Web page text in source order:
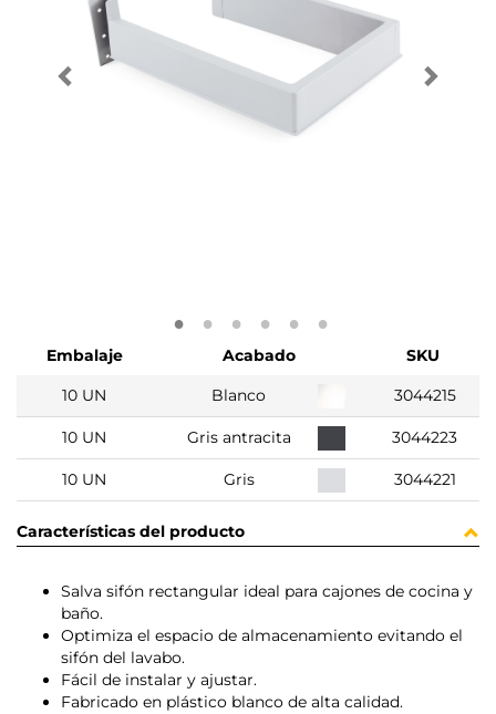
Embalaje Acabado
SKU
10 UN
Blanco 3044215
10 UN Gris antracita 3044223
10 UN Gris 3044221
Características del producto
Salva sifón rectangular ideal para cajones de cocina y
baño.
Optimiza el espacio de almacenamiento evitando el
sifón del lavabo.
Fácil de instalar y ajustar.
Fabricado en plástico blanco de alta calidad.